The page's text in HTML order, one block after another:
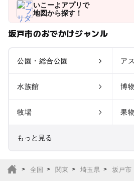
いこーよアプリで
地図から探す！
坂戸市のおでかけジャンル
公園・総合公園 ア
水族館 博
牧場 果
もっと見る
全国 関東 埼玉県 坂戸市